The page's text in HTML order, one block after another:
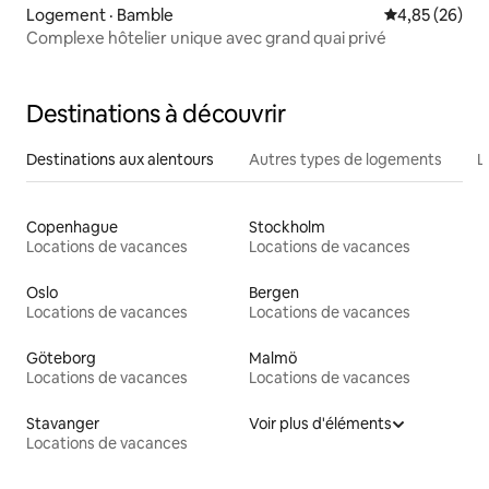
Logement · Bamble Note
4,85 (26)
Complexe hôtelier unique avec grand quai privé
Destinations à découvrir
Destinations aux alentours Autres types de logements
Copenhague
Locations de vacances
Stockholm
Locations de vacances
Oslo
Locations de vacances
Bergen
Locations de vacances
Göteborg
Locations de vacances
Malmö
Locations de vacances
Stavanger
Locations de vacances
Voir plus d'éléments